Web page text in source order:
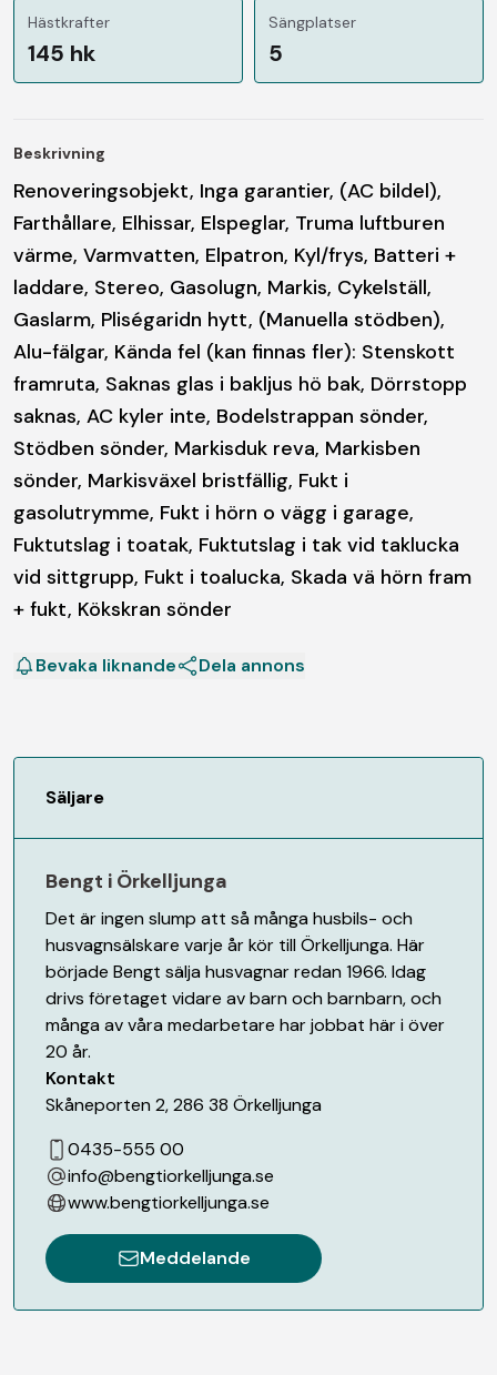
Hästkrafter
145 hk
Sängplatser
5
Beskrivning
Renoveringsobjekt, Inga garantier, (AC bildel),
Farthållare, Elhissar, Elspeglar, Truma luftburen
värme, Varmvatten, Elpatron, Kyl/frys, Batteri +
laddare, Stereo, Gasolugn, Markis, Cykelställ,
Gaslarm, Pliségaridn hytt, (Manuella stödben),
Alu-fälgar, Kända fel (kan finnas fler): Stenskott
framruta, Saknas glas i bakljus hö bak, Dörrstopp
saknas, AC kyler inte, Bodelstrappan sönder,
Stödben sönder, Markisduk reva, Markisben
sönder, Markisväxel bristfällig, Fukt i
gasolutrymme, Fukt i hörn o vägg i garage,
Fuktutslag i toatak, Fuktutslag i tak vid taklucka
vid sittgrupp, Fukt i toalucka, Skada vä hörn fram
+ fukt, Kökskran sönder
Bevaka liknande Dela annons
Säljare
Bengt i Örkelljunga
Det är ingen slump att så många husbils- och
husvagnsälskare varje år kör till Örkelljunga. Här
började Bengt sälja husvagnar redan 1966. Idag
drivs företaget vidare av barn och barnbarn, och
många av våra medarbetare har jobbat här i över
20 år.
Kontakt
Skåneporten 2,286 38 Örkelljunga
0435-555 00
info@bengtiorkelljunga.se
www.bengtiorkelljunga.se
Meddelande